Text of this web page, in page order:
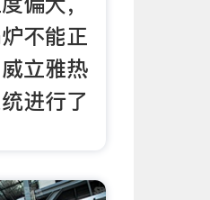
不能正
立雅热
进行了